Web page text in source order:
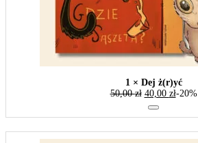
1 × Dej ż(r)yć
50,00zł 40,00 zł-20%